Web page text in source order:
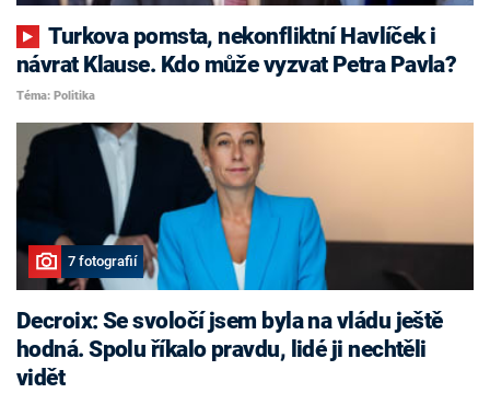
Turkova pomsta, nekonfliktní Havlíček i
návrat Klause. Kdo může vyzvat Petra Pavla?
Téma: Politika
7 fotografií
Decroix: Se svoločí jsem byla na vládu ještě
hodná. Spolu říkalo pravdu, lidé ji nechtěli
vidět